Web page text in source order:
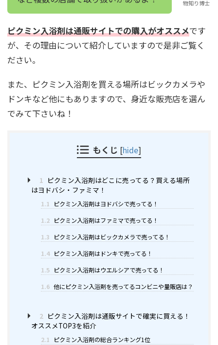
物知り博士
ピクミン入浴剤は通販サイトでの購入がオススメです
が、その理由について紹介していますので是非ご覧く
ださい。
また、ピクミン入浴剤を買える場所はビックカメラや
ドンキなど他にもありますので、身近な販売店を選ん
でみて下さいね！
もくじ [hide]
1 ピクミン入浴剤はどこに売ってる？買える場所
はヨドバシ・ファミマ！
1.1
ピクミン入浴剤はヨドバシで売ってる！
1.2 ピクミン入浴剤はファミマで売ってる！
1.3
ピクミン入浴剤はビックカメラで売ってる！
1.4 ピクミン入浴剤はドンキで売ってる！
1.5 ピクミン入浴剤はウエルシアで売ってる！
1.6 他にピクミン入浴剤を売ってるコンビニや量販店は？
2 ピクミン入浴剤は通販サイトで確実に買える！
オススメTOP3を紹介
2.1
ピクミン入浴剤の総合ランキング1位